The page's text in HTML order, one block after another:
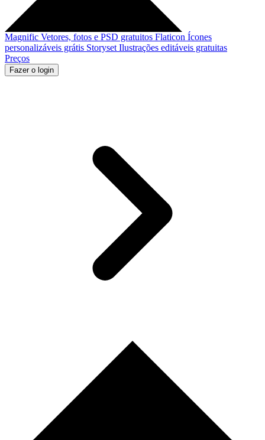
Magnific Vetores, fotos e PSD gratuitos Flaticon Ícones
personalizáveis grátis Storyset Ilustrações editáveis gratuitas
Preços
Fazer o login